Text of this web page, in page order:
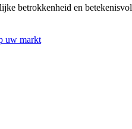
betrokkenheid en betekenisvol
uw markt